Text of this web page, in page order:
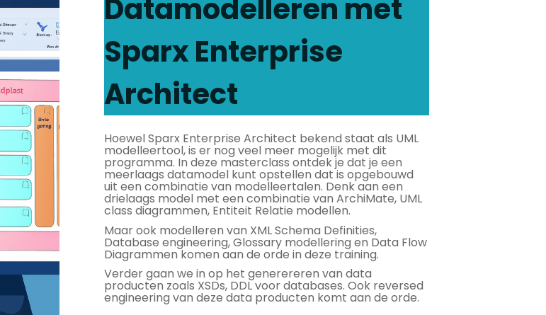
Datamodelleren met
Sparx Enterprise
Architect
Hoewel Sparx Enterprise Architect bekend staat als UML
modelleertool, is er nog veel meer mogelijk met dit
programma. In deze masterclass ontdek je dat je een
meerlaags datamodel kunt opstellen dat is opgebouwd
uit een combinatie van modelleertalen. Denk aan een
drielaags model met een combinatie van ArchiMate, UML
class diagrammen, Entiteit Relatie modellen.
Maar ook modelleren van XML Schema Definities,
Database engineering, Glossary modellering en Data Flow
Diagrammen komen aan de orde in deze training.
Verder gaan we in op het generereren van data
producten zoals XSDs, DDL voor databases. Ook reversed
engineering van deze data producten komt aan de orde.